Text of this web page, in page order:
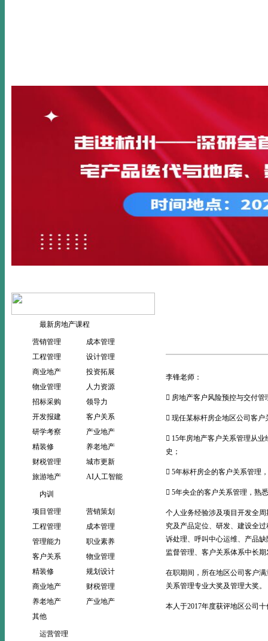
最新房地产课程
营销管理
成本管理
工程管理
设计管理
商业地产
投资拓展
物业管理
人力资源
招标采购
领导力
开发报建
客户关系
研学考察
产业地产
精装修
养老地产
财税管理
城市更新
旅游地产
AI人工智能
内训
项目管理
营销策划
工程管理
成本管理
管理能力
职业素养
客户关系
物业管理
精装修
规划设计
商业地产
财税管理
养老地产
产业地产
其他
运营管理
李锋老师：
 房地产客户风险预控与交付管
 现任某标杆房企地区公司客户
 15年房地产客户关系管理从
史；
 5年标杆房企的客户关系管理
 5年央企的客户关系管理，熟
个人业务经验涉及项目开发全
究及产品定位、研发、建设全
诉处理、呼叫中心运维、产品
监督管理、客户关系体系中长
在职期间，所在地区公司客户
关系管理专业大奖及管理大奖。
本人于2017年度获评地区公司